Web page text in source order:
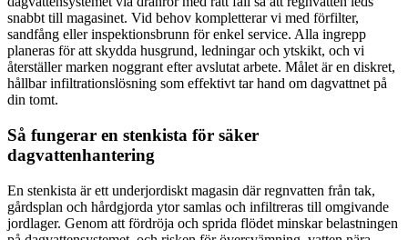
snabbt till magasinet. Vid behov kompletterar vi med förfilter,
sandfång eller inspektionsbrunn för enkel service. Alla ingrepp
planeras för att skydda husgrund, ledningar och ytskikt, och vi
återställer marken noggrant efter avslutat arbete. Målet är en diskret,
hållbar infiltrationslösning som effektivt tar hand om dagvattnet på
din tomt.
Så fungerar en stenkista för säker
dagvattenhantering
En stenkista är ett underjordiskt magasin där regnvatten från tak,
gårdsplan och hårdgjorda ytor samlas och infiltreras till omgivande
jordlager. Genom att fördröja och sprida flödet minskar belastningen